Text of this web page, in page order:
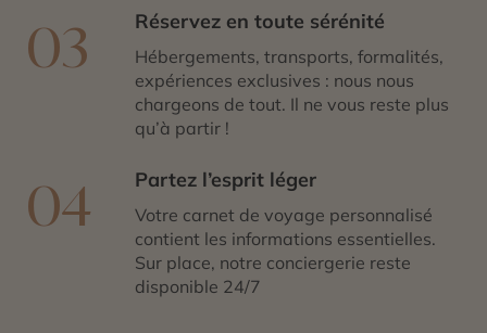
03 Réservez en toute sérénité
Hébergements, transports, formalités,
expériences exclusives : nous nous
chargeons de tout. Il ne vous reste plus
qu’à partir !
04 Partez l’esprit léger
Votre carnet de voyage personnalisé
contient les informations essentielles.
Sur place, notre conciergerie reste
disponible 24/7